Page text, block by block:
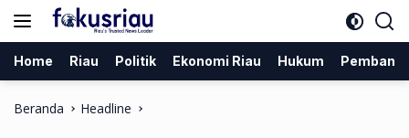
Langsung
Home Riau Politik Ekonomi Riau Hukum
Beranda Headline